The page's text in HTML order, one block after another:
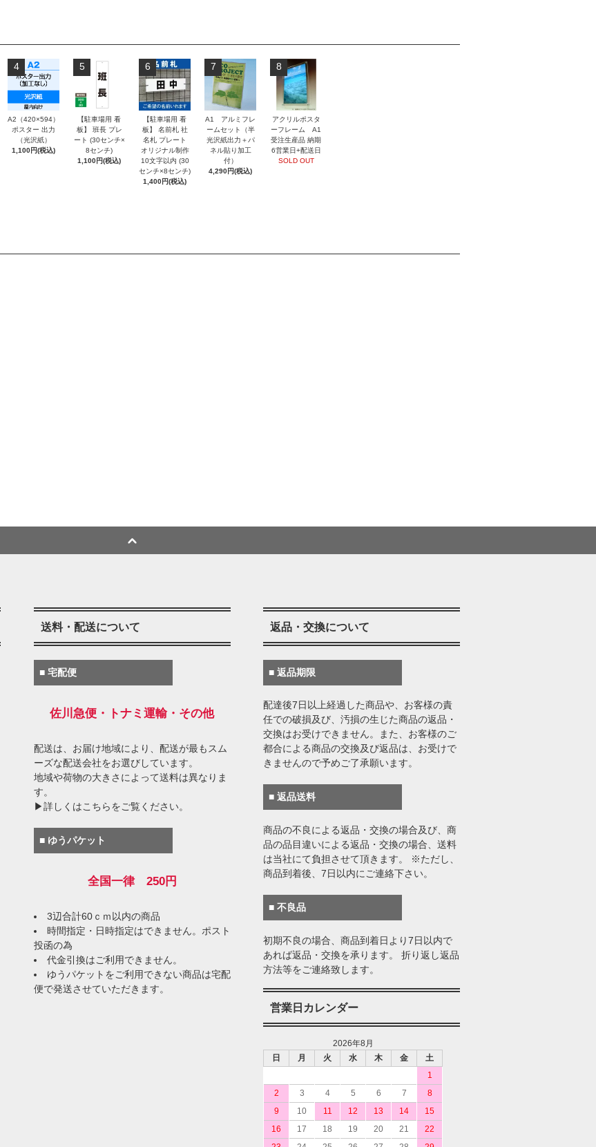
4
A2（420×594）
ポスター 出力
（光沢紙）
1,100円(税込)
5
【駐車場用 看
板】 班長 プレ
ート (30センチ×
8センチ)
1,100円(税込)
6
【駐車場用 看
板】 名前札 社
名札 プレート
オリジナル制作
10文字以内 (30
センチ×8センチ)
1,400円(税込)
7
A1 アルミフレ
ームセット（半
光沢紙出力＋パ
ネル貼り加工
付）
4,290円(税込)
8
アクリルポスタ
ーフレーム A1
受注生産品 納期
6営業日+配送日
SOLD OUT
送料・配送について
■ 宅配便
佐川急便・トナミ運輸・その他
配送は、お届け地域により、配送が最もスム
ーズな配送会社をお選びしています。
地域や荷物の大きさによって送料は異なりま
す。
▶詳しくはこちらをご覧ください。
■ ゆうパケット
全国一律 250円
3辺合計60ｃｍ以内の商品
時間指定・日時指定はできません。ポスト
投函の為
代金引換はご利用できません。
ゆうパケットをご利用できない商品は宅配
便で発送させていただきます。
返品・交換について
■ 返品期限
配達後7日以上経過した商品や、お客様の責
任での破損及び、汚損の生じた商品の返品・
交換はお受けできません。また、お客様のご
都合による商品の交換及び返品は、お受けで
きませんので予めご了承願います。
■ 返品送料
商品の不良による返品・交換の場合及び、商
品の品目違いによる返品・交換の場合、送料
は当社にて負担させて頂きます。 ※ただし、
商品到着後、7日以内にご連絡下さい。
■ 不良品
初期不良の場合、商品到着日より7日以内で
あれば返品・交換を承ります。 折り返し返品
方法等をご連絡致します。
営業日カレンダー
2026年8月
日
月 火 水 木 金
土
1
2
3 4 5 6 7
8
9
10 11 12 13 14
15
16
17 18 19 20 21
22